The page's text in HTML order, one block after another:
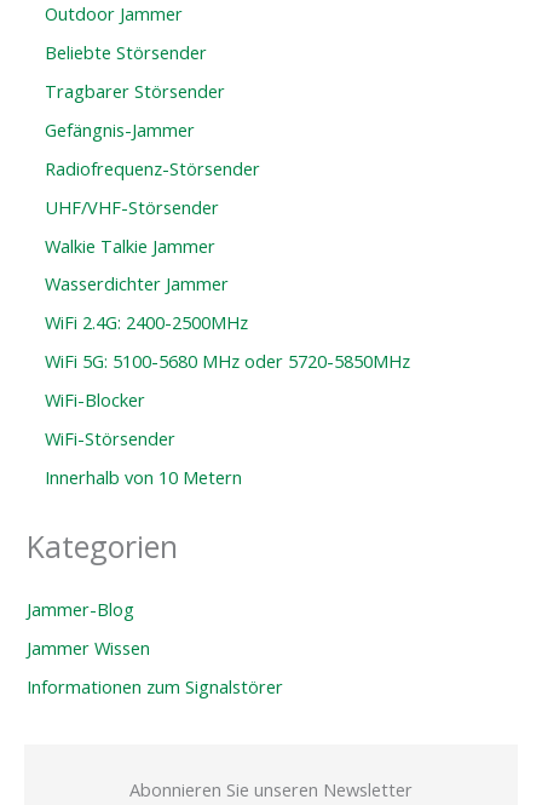
Outdoor Jammer
Beliebte Störsender
Tragbarer Störsender
Gefängnis-Jammer
Radiofrequenz-Störsender
UHF/VHF-Störsender
Walkie Talkie Jammer
Wasserdichter Jammer
WiFi 2.4G: 2400-2500MHz
WiFi 5G: 5100-5680 MHz oder 5720-5850MHz
WiFi-Blocker
WiFi-Störsender
Innerhalb von 10 Metern
Kategorien
Jammer-Blog
Jammer Wissen
Informationen zum Signalstörer
Abonnieren Sie unseren Newsletter